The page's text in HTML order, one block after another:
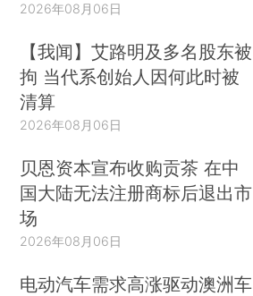
2026年08月06日
【我闻】艾路明及多名股东被
拘 当代系创始人因何此时被
清算
2026年08月06日
贝恩资本宣布收购贡茶 在中
国大陆无法注册商标后退出市
场
2026年08月06日
电动汽车需求高涨驱动澳洲车